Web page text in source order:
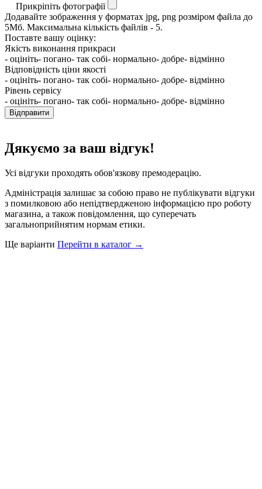
Прикріпіть фотографії
Додавайте зображення у форматах jpg, png розміром файла до
5Мб. Максимальна кількість файлів - 5.
Поставте вашу оцінку:
Якість виконання прикраси
- оцініть- погано- так собі- нормально- добре- відмінно
Відповідність ціни якості
- оцініть- погано- так собі- нормально- добре- відмінно
Рівень сервісу
- оцініть- погано- так собі- нормально- добре- відмінно
Відправити
Дякуємо за ваш відгук!
Усі відгуки проходять обов'язкову премодерацію.
Адміністрація залишає за собою право не публікувати відгуки
з помилковою або непідтвердженою інформацією про роботу
магазина, а також повідомлення, що суперечать
загальноприйнятим нормам етики.
Ще варіанти Перейти в каталог →